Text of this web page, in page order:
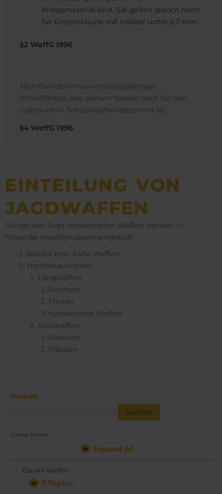
Suchen
Suchen
Course Home
Expand All
Blanke Waffen
2 Topics
Kriegsmaterial sind. Sie gelten jedoch nicht
für Einsteckläufe mit Kaliber unter 5,7 mm.
§2 WaffG 1996
Munition ist ein verwendungsfertiges
Schießmittel, das seinem Wesen nach für den
Gebrauch in Schusswaffen bestimmt ist.
§4 WaffG 1996
EINTEILUNG VON
JAGDWAFFEN
Die bei der Jagd verwendeten Waffen werden in
folgende Hauptgruppen eingeteilt:
Blanke bzw. kalte Waffen
Handfeuerwaffen
Langwaffen
Büchsen
Flinten
Kombinierte Waffen
Kurzwaffen
Revolver
Pistolen